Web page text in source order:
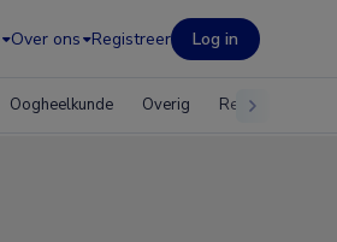
Over ons Registreer Log in
Oogheelkunde Overig Reumatologie